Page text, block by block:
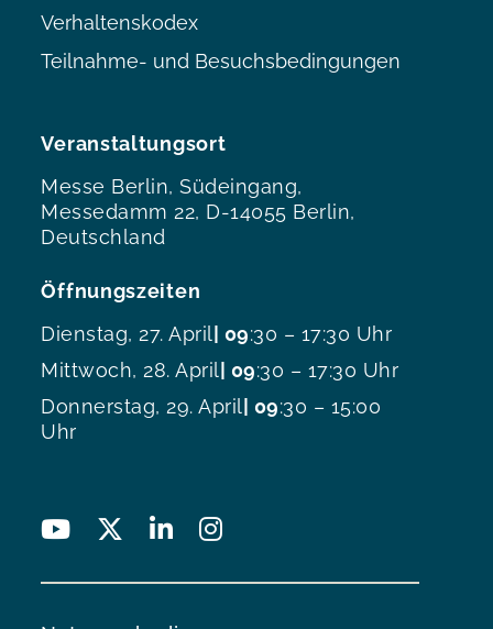
Veranstaltungsort
Messe Berlin, Südeingang,
Messedamm 22, D-14055 Berlin,
Deutschland
Öffnungszeiten
Dienstag, 27. April| 09:30 – 17:30 Uhr
Mittwoch, 28. April| 09:30 – 17:30 Uhr
Donnerstag, 29. April| 09:30 – 15:00
Uhr
Verhaltenskodex
Teilnahme- und Besuchsbedingungen